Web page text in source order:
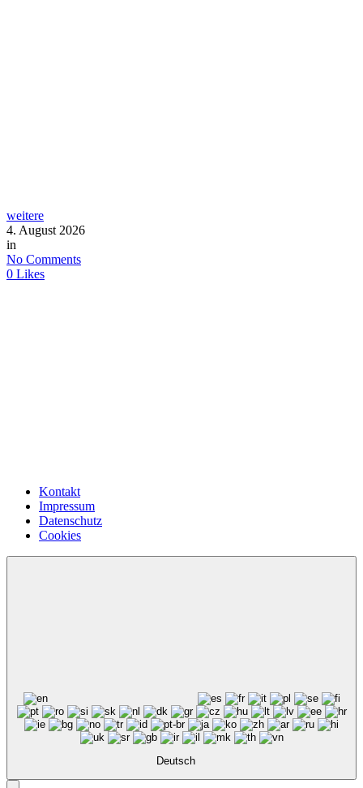
weitere
4. August 2026
in
No Comments
0 Likes
Kontakt
Impressum
Datenschutz
Cookies
Deutsch